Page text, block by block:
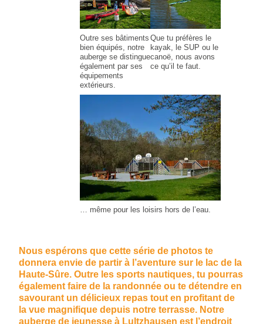
Outre ses bâtiments
bien équipés, notre
auberge se distingue
également par ses
équipements
extérieurs.
Que tu préfères le
kayak, le SUP ou le
canoë, nous avons
ce qu’il te faut.
… même pour les loisirs hors de l’eau.
Nous espérons que cette série de photos te
donnera envie de partir à l’aventure sur le lac de la
Haute-Sûre. Outre les sports nautiques, tu pourras
également faire de la randonnée ou te détendre en
savourant un délicieux repas tout en profitant de
la vue magnifique depuis notre terrasse. Notre
auberge de jeunesse à Lultzhausen est l’endroit